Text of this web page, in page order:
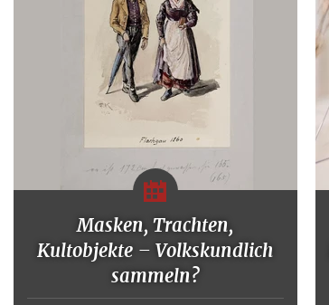
Masken, Trachten,
Kultobjekte – Volkskundlich
sammeln?